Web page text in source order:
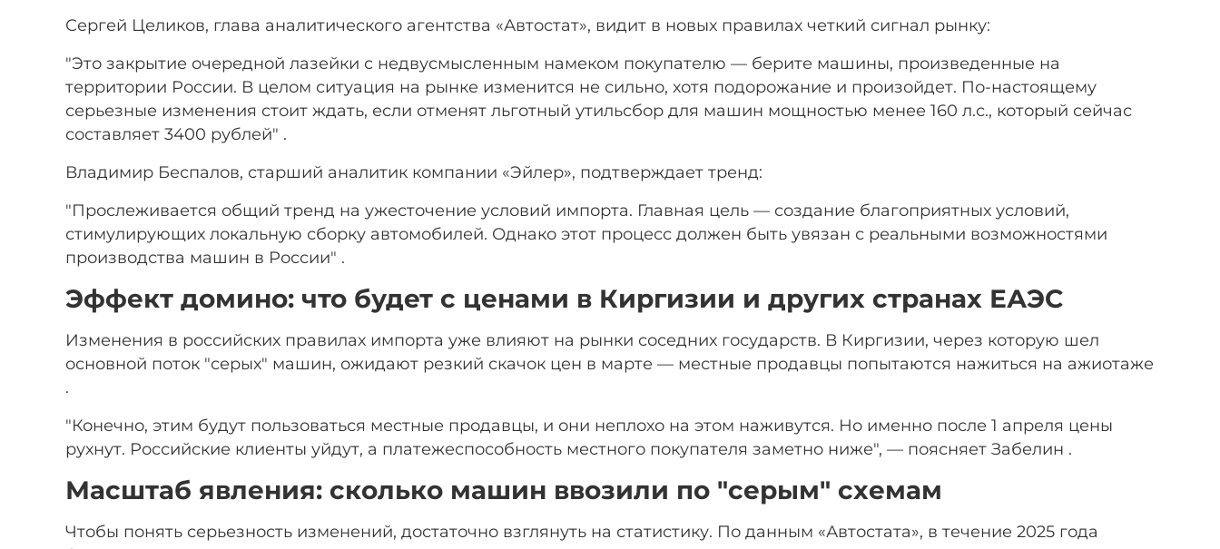
Сергей Целиков, глава аналитического агентства «Автостат», видит в новых правилах четкий сигнал рынку:
"Это закрытие очередной лазейки с недвусмысленным намеком покупателю — берите машины, произведенные на
территории России. В целом ситуация на рынке изменится не сильно, хотя подорожание и произойдет. По-настоящему
серьезные изменения стоит ждать, если отменят льготный утильсбор для машин мощностью менее 160 л.с., который сейчас
составляет 3400 рублей" .
Владимир Беспалов, старший аналитик компании «Эйлер», подтверждает тренд:
"Прослеживается общий тренд на ужесточение условий импорта. Главная цель — создание благоприятных условий,
стимулирующих локальную сборку автомобилей. Однако этот процесс должен быть увязан с реальными возможностями
производства машин в России" .
Эффект домино: что будет с ценами в Киргизии и других странах ЕАЭС
Изменения в российских правилах импорта уже влияют на рынки соседних государств. В Киргизии, через которую шел
основной поток "серых" машин, ожидают резкий скачок цен в марте — местные продавцы попытаются нажиться на ажиотаже
.
"Конечно, этим будут пользоваться местные продавцы, и они неплохо на этом наживутся. Но именно после 1 апреля цены
рухнут. Российские клиенты уйдут, а платежеспособность местного покупателя заметно ниже", — поясняет Забелин .
Масштаб явления: сколько машин ввозили по "серым" схемам
Чтобы понять серьезность изменений, достаточно взглянуть на статистику. По данным «Автостата», в течение 2025 года